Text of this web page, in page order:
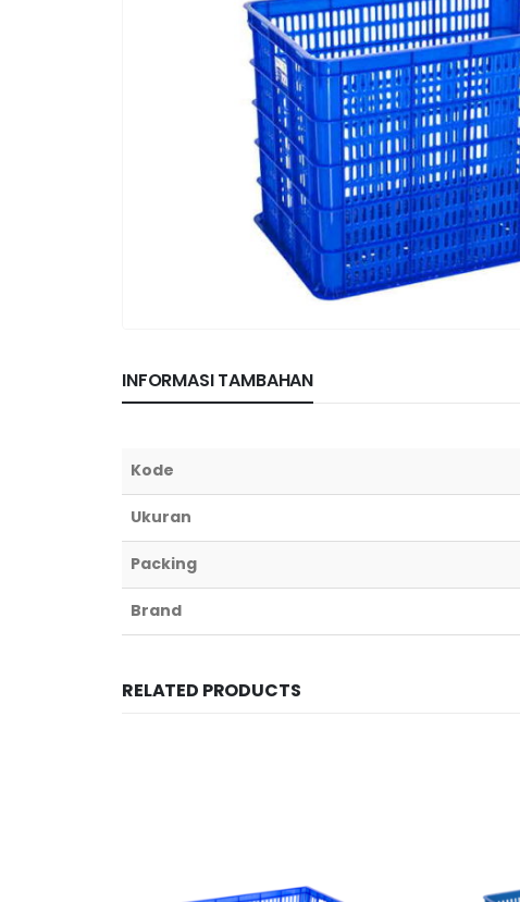
INFORMASI TAMBAHAN
Kode
Ukuran
Packing
Brand
RELATED PRODUCTS